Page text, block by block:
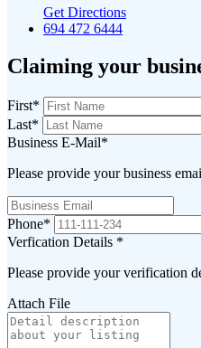
Get Directions
694 472 6444
Claiming your
First*
Last*
Business E-Mail*
Please provide your business
Phone*
Verfication Details *
Please provide your verification
Attach File